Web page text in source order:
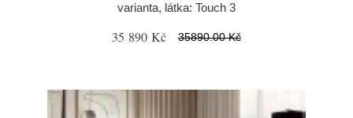
varianta, látka: Touch 3
35 890 Kč 35890.00 Kč